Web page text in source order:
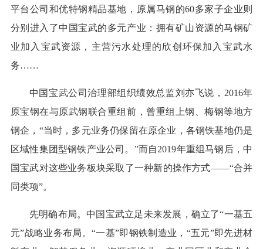
平台公司和优特钢精品基地，原属马钢的60多家子企业则
分别进入了中国宝武的多元产业：拥有矿山资源的马钢矿
业加入宝武资源，主营污水处理的欣创环保加入宝武水
务……
中国宝武公司治理部组织绩效总监刘亦飞说，2016年
原宝钢在与原武钢联合重组前，曾重组上钢、梅钢等地方
钢企，“当时，多元业务仍保留在原企业，各钢铁基地仍是
区域性集团型钢铁产业公司。”而自2019年重组马钢后，中
国宝武对这些业务板块采取了一种新的操作方式——“合并
同类项”。
先明确布局。中国宝武立足未来发展，确立了“一基五
元”战略业务布局。“一基”即钢铁制造业，“五元”即先进材